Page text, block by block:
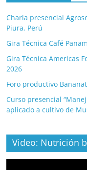
Charla presencial
Piura, Perú
Gira Técnica Café
Gira Técnica Americas
2026
Foro productivo
Curso presencial
aplicado a cultivo de
Video: Nutrición